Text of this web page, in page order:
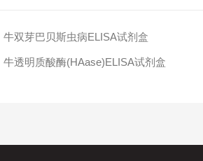
牛双芽巴贝斯虫病ELISA试剂盒
牛透明质酸酶(HAase)ELISA试剂盒